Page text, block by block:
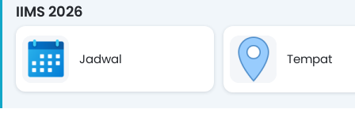
IIMS 2026
Jadwal Tempat